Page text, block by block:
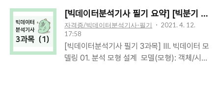
때의 성공승산을, 다른 조건이 있을 때의 성공승
산으로 나눈 값상대위험도 (RR; Relative Risk)
승산비(Odds Ratio) = 교차비 = 대응위험도비
교집단 위험률 대비, 관심집단 위험률승산 = p /
(1-p) = (특정 사건 발생 확률) / (발생하지 않
영향을 추정할 수 있는 통계기법변수들 사이의
인과관계를 밝히고 모형을 적합하여, 관심있는
변수를 예측/추론하기 위한 분석방법회귀모형
가정회귀모형 검증선형성 독립변수-종속변수
관계 선형통계적 유의미F-통계량, p-value독립
[빅데이터분석기사 필기 요약] [빅분기 3과
자격증/빅데이터분석기사-필기
2021. 4. 12.
17:58
[빅데이터분석기사 필기 3과목] III. 빅데이터 모
델링 01. 분석 모형 설계 모델(모형): 객체/시스